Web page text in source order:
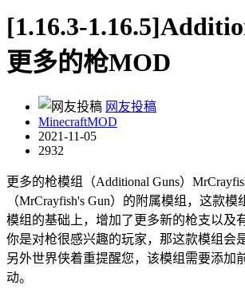
[1.16.3-
更多的枪MOD
网友投稿
MinecraftMOD
2021-11-05
2932
更多的枪模组（Additional Guns）
（MrCrayfish's Gun）的附属模组，这款模
模组的基础上，增加了更多新的枪支以及
你是对枪很感兴趣的玩家，那这款模组会
另外世界侠着重提醒您，该模组需要添加
动。